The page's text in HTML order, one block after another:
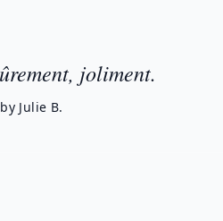
joliment.
Julie B.